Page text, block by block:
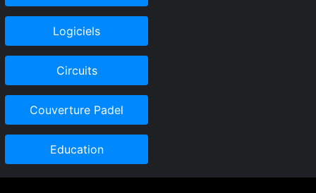
Logiciels
Circuits
Couverture Padel
Education